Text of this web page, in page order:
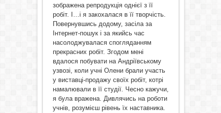
зображена репродукція однієї з її
робіт. І…і я закохалася в її творчість.
Повернувшись додому, засіла за
Інтернет-пошук і за якийсь час
насолоджувалася спогляданням
прекрасних робіт. Згодом мені
вдалося побувати на Андріївському
узвозі, коли учні Олени брали участь
у виставці-продажу своїх робіт, котрі
намалювали в її студії. Чесно кажучи,
я була вражена. Дивлячись на роботи
учнів, розумієш рівень їх наставника.